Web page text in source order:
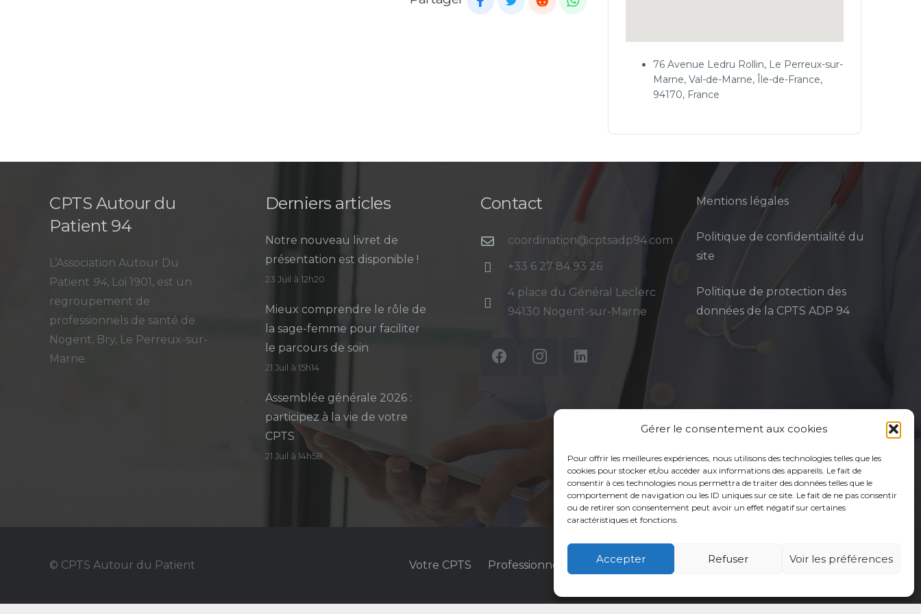
Gérer le consentement aux cookies
Pour offrir les meilleures expériences, nous utilisons des technologies telles que les
cookies pour stocker et/ou accéder aux informations des appareils. Le fait de
consentir à ces technologies nous permettra de traiter des données telles que le
comportement de navigation ou les ID uniques sur ce site. Le fait de ne pas consentir
ou de retirer son consentement peut avoir un effet négatif sur certaines
caractéristiques et fonctions.
Accepter Refuser Voir les préférences
76 Avenue Ledru Rollin, Le Perreux-sur-
Marne, Val-de-Marne, Île-de-France,
94170, France
CPTS Autour du
Patient 94
L’Association Autour Du
Patient 94, Loi 1901, est un
regroupement de
professionnels de santé de
Nogent, Bry, Le Perreux-sur-
Marne.
Derniers articles
Notre nouveau livret de
présentation est disponible !
23 Juil à 12h20
Mieux comprendre le rôle de
la sage-femme pour faciliter
le parcours de soin
21 Juil à 15h14
Assemblée générale 2026 :
participez à la vie de votre
CPTS
21 Juil à 14h58
Contact
coordination@cptsadp94.com
+33 6 27 84 93 26
4 place du Général Leclerc
94130 Nogent-sur-Marne
Mentions légales
Politique de confidentialité du
site
Politique de protection des
données de la CPTS ADP 94
© CPTS Autour du Patient Votre CPTS Professionnels de santé Usagers Actualités Adhérer Contact